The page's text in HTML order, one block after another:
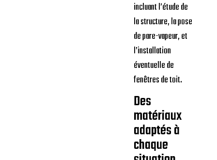
moderniser
l’apparence de
votre maison. AGH
Rénovation vous
propose une
solution sur mesure
incluant l’étude de
la structure, la pose
de pare-vapeur, et
l’installation